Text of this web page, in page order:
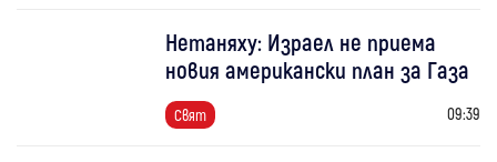
Нетаняху: Израел не приема
новия американски план за Газа
Свят 09:39